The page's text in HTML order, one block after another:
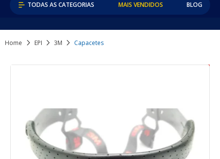
MAIS VENDIDOS BLOG
Home EPI 3M Capacetes